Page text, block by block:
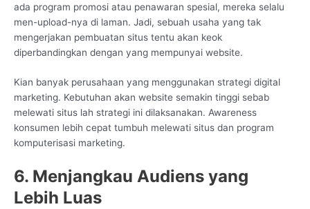
ada program promosi atau penawaran spesial, mereka selalu
men-upload-nya di laman. Jadi, sebuah usaha yang tak
mengerjakan pembuatan situs tentu akan keok
diperbandingkan dengan yang mempunyai website.
Kian banyak perusahaan yang menggunakan strategi digital
marketing. Kebutuhan akan website semakin tinggi sebab
melewati situs lah strategi ini dilaksanakan. Awareness
konsumen lebih cepat tumbuh melewati situs dan program
komputerisasi marketing.
6. Menjangkau Audiens yang
Lebih Luas